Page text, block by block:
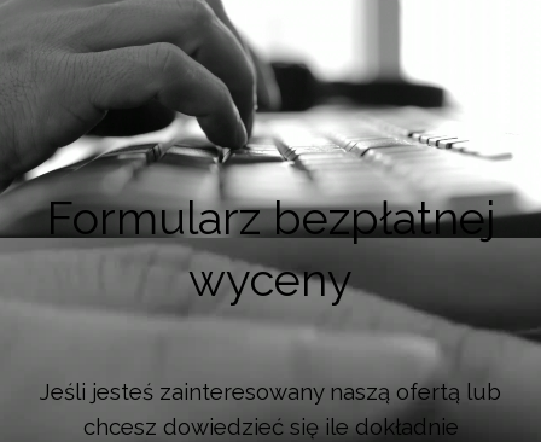
Formularz bezpłatnej
wyceny
Jeśli jesteś zainteresowany naszą ofertą lub
chcesz dowiedzieć się ile dokładnie